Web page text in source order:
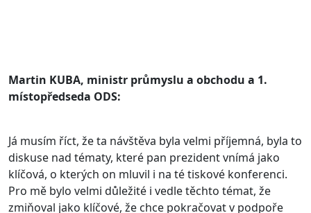
Martin KUBA, ministr průmyslu a obchodu a 1.
místopředseda ODS:
Já musím říct, že ta návštěva byla velmi příjemná, byla to
diskuse nad tématy, které pan prezident vnímá jako
klíčová, o kterých on mluvil i na té tiskové konferenci.
Pro mě bylo velmi důležité i vedle těchto témat, že
zmiňoval jako klíčové, že chce pokračovat v podpoře